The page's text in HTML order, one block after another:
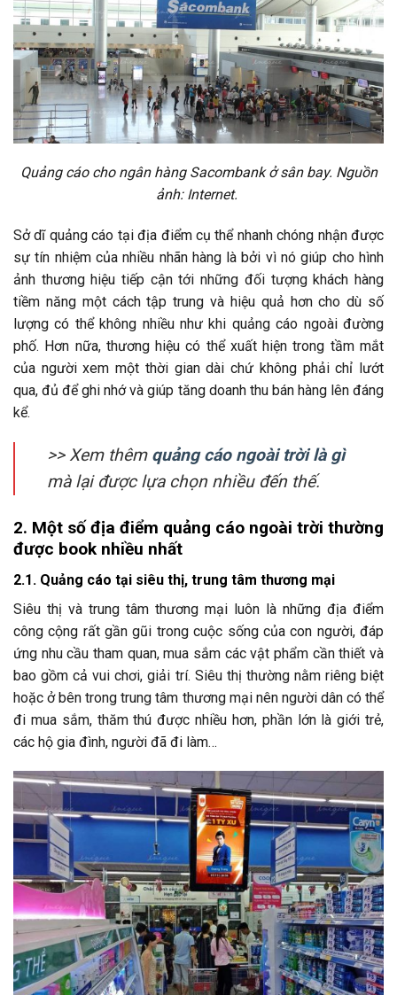
Quảng cáo cho ngân hàng Sacombank ở sân bay. Nguồn
ảnh: Internet.
Sở dĩ quảng cáo tại địa điểm cụ thể nhanh chóng nhận được
sự tín nhiệm của nhiều nhãn hàng là bởi vì nó giúp cho hình
ảnh thương hiệu tiếp cận tới những đối tượng khách hàng
tiềm năng một cách tập trung và hiệu quả hơn cho dù số
lượng có thể không nhiều như khi quảng cáo ngoài đường
phố. Hơn nữa, thương hiệu có thể xuất hiện trong tầm mắt
của người xem một thời gian dài chứ không phải chỉ lướt
qua, đủ để ghi nhớ và giúp tăng doanh thu bán hàng lên đáng
kể.
>> Xem thêm quảng cáo ngoài trời là gì
mà lại được lựa chọn nhiều đến thế.
2. Một số địa điểm quảng cáo ngoài trời thường
được book nhiều nhất
2.1. Quảng cáo tại siêu thị, trung tâm thương mại
Siêu thị và trung tâm thương mại luôn là những địa điểm
công cộng rất gần gũi trong cuộc sống của con người, đáp
ứng nhu cầu tham quan, mua sắm các vật phẩm cần thiết và
bao gồm cả vui chơi, giải trí. Siêu thị thường nằm riêng biệt
hoặc ở bên trong trung tâm thương mại nên người dân có thể
đi mua sắm, thăm thú được nhiều hơn, phần lớn là giới trẻ,
các hộ gia đình, người đã đi làm…